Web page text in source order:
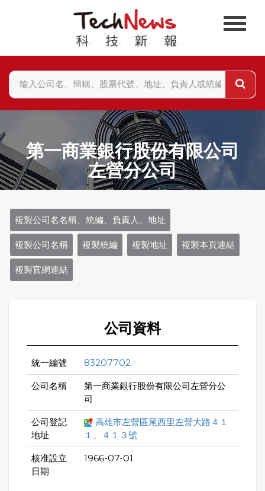
第一商業銀行股份有限公司
左營分公司
複製公司名名稱、統編、負責人、地址
複製公司名稱 複製統編 複製地址 複製本頁連結
複製官網連結
公司資料
統一編號 83207702
公司名稱
第一商業銀行股份有限公司左營分公
司
公司登記
地址
高雄市左營區尾西里左營大路４１
１、４１３號
核准設立
日期
1966-07-01